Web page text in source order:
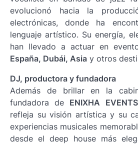
evolucionó hacia la
electrónicas, donde ha
lenguaje artístico. Su energía,
han llevado a actuar en
España, Dubái, Asia y otros
DJ, productora y fundadora
Además de brillar en la
fundadora de ENIXHA EVENTS
refleja su visión artística y su
experiencias musicales
desde el deep house más